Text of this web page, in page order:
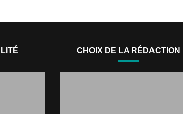
CHOIX DE LA RÉDACTION